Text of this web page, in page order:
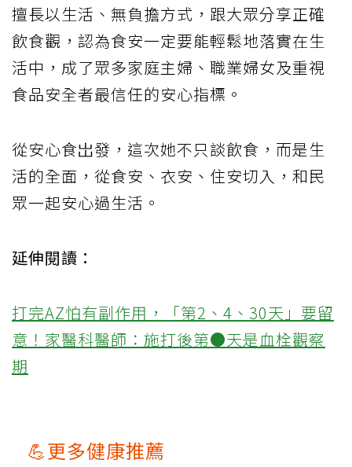
擅長以生活、無負擔方式，跟大眾分享正確
飲食觀，認為食安一定要能輕鬆地落實在生
活中，成了眾多家庭主婦、職業婦女及重視
食品安全者最信任的安心指標。
從安心食岀發，這次她不只談飲食，而是生
活的全面，從食安、衣安、住安切入，和民
眾一起安心過生活。
延伸閱讀：
打完AZ怕有副作用，「第2、4、30天」要留
意！家醫科醫師：施打後第●天是血栓觀察
期
💪更多健康推薦